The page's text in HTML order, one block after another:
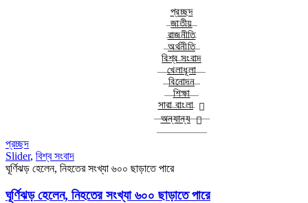
প্রচ্ছদ
জাতীয়
রাজনীতি
অর্থনীতি
বিশ্ব সংবাদ
খেলাধূলা
বিনোদন
শিক্ষা
সারা বাংলা
অন্যান্য
প্রচ্ছদ
Slider, বিশ্ব সংবাদ
ঘূর্ণিঝড় হেলেন, নিহতের সংখ্যা ৬০০ ছাড়াতে পারে
ঘূর্ণিঝড় হেলেন, নিহতের সংখ্যা ৬০০ ছাড়াতে পারে